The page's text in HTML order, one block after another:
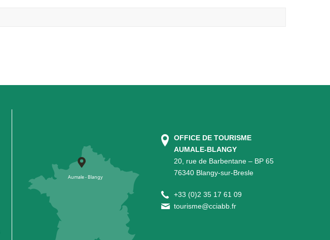
OFFICE DE TOURISME
AUMALE-BLANGY
20, rue de Barbentane – BP 65
76340 Blangy-sur-Bresle
+33 (0)2 35 17 61 09
tourisme@cciabb.fr